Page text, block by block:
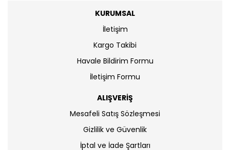
KURUMSAL
İletişim
Kargo Takibi
Havale Bildirim Formu
İletişim Formu
ALIŞVERİŞ
Mesafeli Satış Sözleşmesi
Gizlilik ve Güvenlik
İptal ve İade Şartları